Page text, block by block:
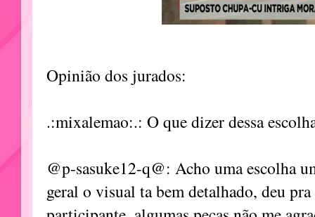
Opinião dos jurados:
.:mixalemao:.: O que dizer dessa
@p-sasuke12-q@: Acho uma escolha
geral o visual ta bem detalhado, deu